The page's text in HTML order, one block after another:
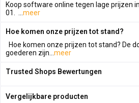
Koop software online tegen lage prijzen
01. ... meer
Hoe komen onze prijzen tot stand?
Hoe komen onze prijzen tot stand? De
goederen zijn... meer
Trusted Shops Bewertungen
Vergelijkbare producten